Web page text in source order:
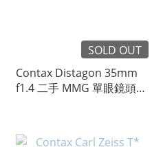
SOLD OUT
Contax Distagon 35mm
f1.4 二手 MMG 單眼鏡頭